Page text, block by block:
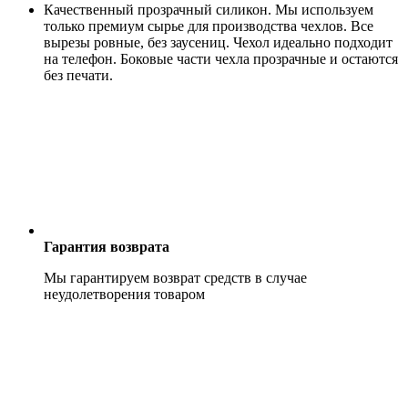
Качественный прозрачный силикон. Мы используем
только премиум сырье для производства чехлов. Все
вырезы ровные, без заусениц. Чехол идеально подходит
на телефон. Боковые части чехла прозрачные и остаются
без печати.
Гарантия возврата
Мы гарантируем возврат средств в случае
неудолетворения товаром